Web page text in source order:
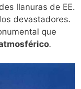
llanuras de EE.
devastadores.
que
.